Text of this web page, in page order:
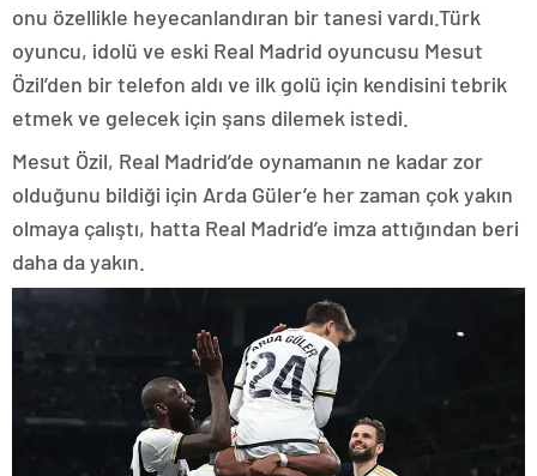
onu özellikle heyecanlandıran bir tanesi vardı.Türk
oyuncu, idolü ve eski Real Madrid oyuncusu Mesut
Özil’den bir telefon aldı ve ilk golü için kendisini tebrik
etmek ve gelecek için şans dilemek istedi.
Mesut Özil, Real Madrid’de oynamanın ne kadar zor
olduğunu bildiği için Arda Güler’e her zaman çok yakın
olmaya çalıştı, hatta Real Madrid’e imza attığından beri
daha da yakın.